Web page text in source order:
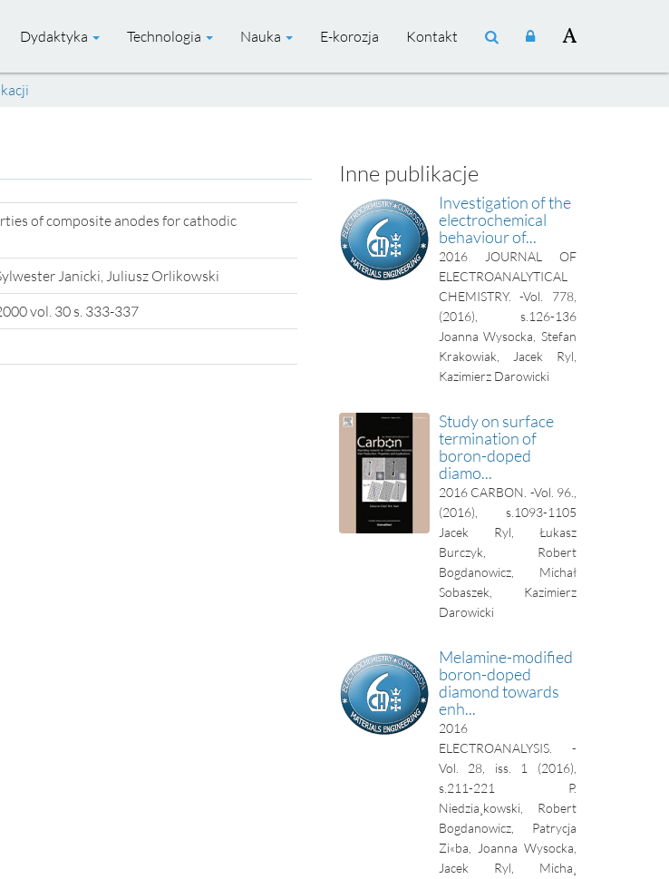
Dydaktyka Technologia Nauka E-korozja Kontakt
of composite anodes for cathodic
Janicki, Juliusz Orlikowski
vol. 30 s. 333-337
Inne publikacje
Investigation of the
electrochemical
behaviour of...
2016
JOURNAL OF
ELECTROANALYTICAL
CHEMISTRY. -Vol. 778,
(2016), s.126-136
Joanna Wysocka, Stefan
Krakowiak, Jacek Ryl,
Kazimierz Darowicki
Study on surface
termination of
boron-doped
diamo...
2016 CARBON. -Vol. 96.,
(2016), s.1093-1105
Jacek Ryl, Łukasz
Burczyk, Robert
Bogdanowicz, Michał
Sobaszek, Kazimierz
Darowicki
Melamine-modified
boron-doped
diamond towards
enh...
2016
ELECTROANALYSIS. -
Vol. 28, iss. 1 (2016),
s.211-221
P.
Niedzia¸kowski, Robert
Bogdanowicz, Patrycja
Zi«ba, Joanna Wysocka,
Jacek Ryl, Micha¸